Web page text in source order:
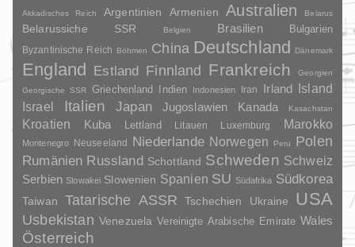
Akkadisches Reich Argentinien Armenien Australien Belarus
Belarussiche SSR Belgien Brasilien Bulgarien
Byzantinische Reich Böhmen China Deutschland Dänemark
England Estland Finnland Frankreich
Georgien
Georgische SSR
Griechenland Indien Indonesien Iran Irland
Island
Israel
Italien Japan Jugoslawien Kanada Kasachstan
Kroatien Kuba Lettland Litauen Luxemburg Marokko
Montenegro Neuseeland Niederlande Norwegen Peru
Polen
Rumänien Russland Schottland Schweden Schweiz
Serbien Slowakei Slowenien Spanien SU Südafrika Südkorea
Taiwan Tatarische ASSR Tschechien Ukraine USA
Usbekistan Venezuela Vereinigte Arabische Emirate Wales
Österreich